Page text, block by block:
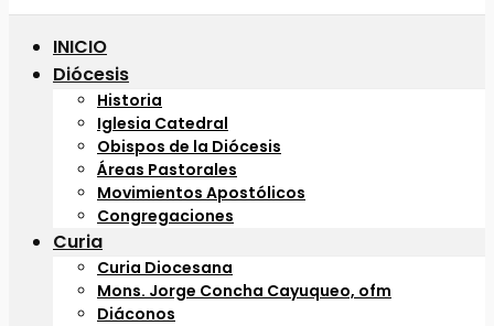
INICIO
Diócesis
Historia
Iglesia Catedral
Obispos de la Diócesis
Áreas Pastorales
Movimientos Apostólicos
Congregaciones
Curia
Curia Diocesana
Mons. Jorge Concha Cayuqueo, ofm
Diáconos